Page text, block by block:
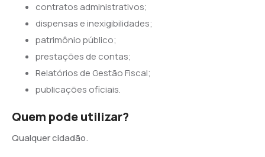
contratos administrativos;
dispensas e inexigibilidades;
patrimônio público;
prestações de contas;
Relatórios de Gestão Fiscal;
publicações oficiais.
Quem pode utilizar?
Qualquer cidadão.